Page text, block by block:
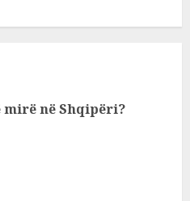
mirë në Shqipëri?